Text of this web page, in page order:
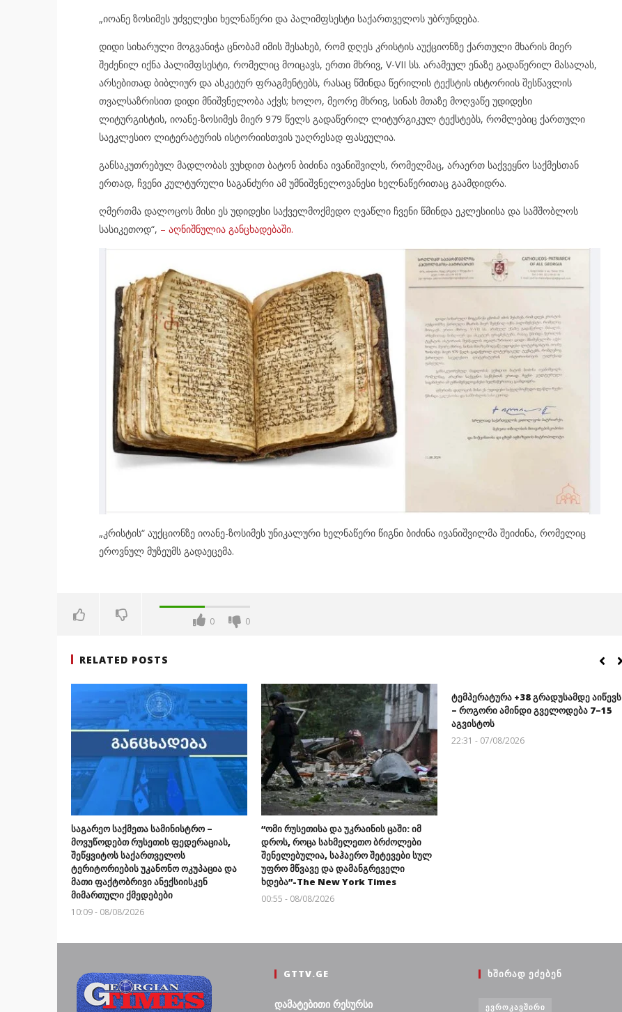
„იოანე ზოსიმეს უძველესი ხელნაწერი და პალიმფსესტი საქართველოს უბრუნდება.
დიდი სიხარული მოგვანიჭა ცნობამ იმის შესახებ, რომ დღეს კრისტის აუქციონზე ქართული მხარის მიერ
შეძენილ იქნა პალიმფსესტი, რომელიც მოიცავს, ერთი მხრივ, V-VII სს. არამეულ ენაზე გადაწერილ მასალას,
არსებითად ბიბლიურ და ასკეტურ ფრაგმენტებს, რასაც წმინდა წერილის ტექსტის ისტორიის შესწავლის
თვალსაზრისით დიდი მნიშვნელობა აქვს; ხოლო, მეორე მხრივ, სინას მთაზე მოღვაწე უდიდესი
ლიტურგისტის, იოანე-ზოსიმეს მიერ 979 წელს გადაწერილ ლიტურგიკულ ტექსტებს, რომლებიც ქართული
საეკლესიო ლიტერატურის ისტორიისთვის უაღრესად ფასეულია.
განსაკუთრებულ მადლობას ვუხდით ბატონ ბიძინა ივანიშვილს, რომელმაც, არაერთ საქვეყნო საქმესთან
ერთად, ჩვენი კულტურული საგანძური ამ უმნიშვნელოვანესი ხელნაწერითაც გაამდიდრა.
ღმერთმა დალოცოს მისი ეს უდიდესი საქველმოქმედო ღვაწლი ჩვენი წმინდა ეკლესიისა და სამშობლოს
სასიკეთოდ“, – აღნიშნულია განცხადებაში.
„კრისტის“ აუქციონზე იოანე-ზოსიმეს უნიკალური ხელნაწერი წიგნი ბიძინა ივანიშვილმა შეიძინა, რომელიც
ეროვნულ მუზეუმს გადაეცემა.
0 0
RELATED POSTS
საგარეო საქმეთა სამინისტრო –
მოვუწოდებთ რუსეთის ფედერაციას,
შეწყვიტოს საქართველოს
ტერიტორიების უკანონო ოკუპაცია და
მათი ფაქტობრივი ანექსიისკენ
მიმართული ქმედებები
10:09 - 08/08/2026
“ომი რუსეთისა და უკრაინის ცაში: იმ
დროს, როცა სახმელეთო ბრძოლები
შენელებულია, საჰაერო შეტევები სულ
უფრო მწვავე და დამანგრეველი
ხდება”-The New York Times
00:55 - 08/08/2026
ტემპერატურა +38 გრადუსამდე აიწევს
– როგორი ამინდი გველოდება 7–15
აგვისტოს
22:31 - 07/08/2026
GTTV.GE
დამატებითი რესურსი
ᲮᲨᲘᲠᲐᲓ ᲔᲫᲔᲑᲔᲜ
ᲔᲕᲠᲝᲙᲐᲕᲨᲘᲠᲘ